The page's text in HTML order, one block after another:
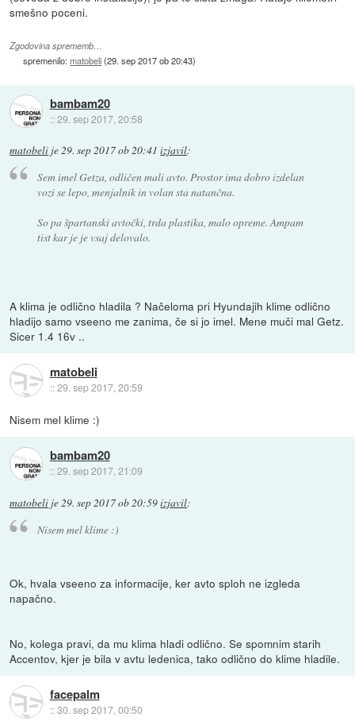
smešno poceni.
Zgodovina sprememb…
spremenilo:matobeli(29. sep 2017 ob 20:43)
bambam20
::29. sep 2017, 20:58
matobeli je29. sep 2017 ob 20:41 izjavil:
Sem imel Getza, odličen mali avto. Prostor ima dobro izdelan
vozi se lepo, menjalnik in volan sta natančna.
So pa špartanski avtočki, trda plastika, malo opreme. Ampam
tist kar je je vsaj delovalo.
A klima je odlično hladila ? Načeloma pri Hyundajih klime odlično
hladijo samo vseeno me zanima, če si jo imel. Mene muči mal Getz.
Sicer 1.4 16v ..
matobeli
::29. sep 2017, 20:59
Nisem mel klime :)
bambam20
::29. sep 2017, 21:09
matobeli je29. sep 2017 ob 20:59izjavil:
Nisem mel klime :)
Ok, hvala vseeno za informacije, ker avto sploh ne izgleda
napačno.
No, kolega pravi, da mu klima hladi odlično. Se spomnim starih
Accentov, kjer je bila v avtu ledenica, tako odlično do klime hladile.
facepalm
::30. sep 2017, 00:50